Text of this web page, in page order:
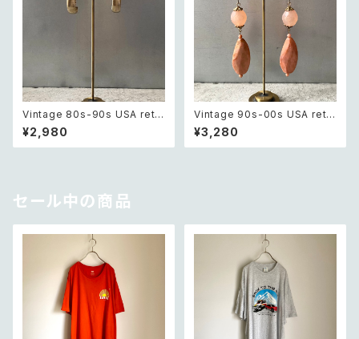
Vintage 80s-90s USA retr
o textured hoop earring レ
トロ アメリカ ヴィンテージ アク
セサリー テクスチャード ゴール
¥2,980
Vintage 90s-00s USA retr
o pink×gold marble beads
pierce レトロ アメリカ ヴィン
テージ アクセサリー ピンク×ゴ
¥3,280
セール中の商品